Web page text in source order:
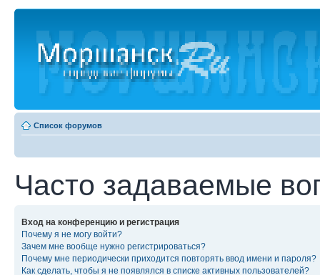
Список форумов
Часто задаваемые
Вход на конференцию и регистрация
Почему я не могу войти?
Зачем мне вообще нужно регистрироваться?
Почему мне периодически приходится повторять ввод имени и пароля?
Как сделать, чтобы я не появлялся в списке активных пользователей?